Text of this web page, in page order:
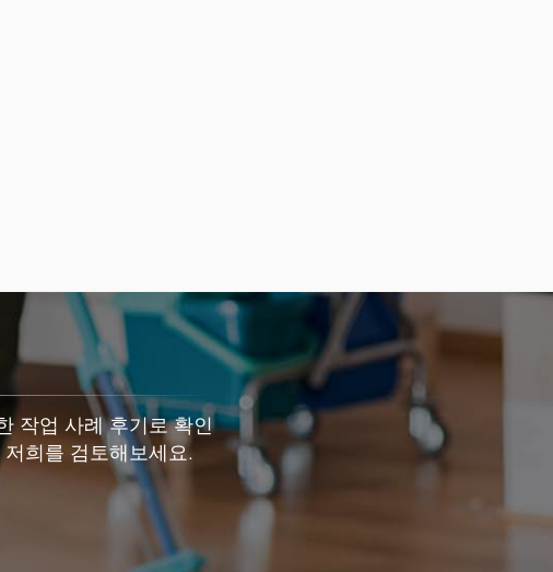
작업 사례 후기로 확인
희를 검토해보세요.